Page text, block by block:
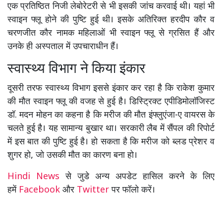
एक प्रतिष्ठित निजी लेबोरेटरी से भी इसकी जांच करवाई थी। यहां भी
स्वाइन फ्लू होने की पुष्टि हुई थी। इसके अतिरिक्त हरदीप कौर व
चरणजीत कौर नामक महिलाओं भी स्वाइन फ्लू से ग्रसित हैं और
उनके ही अस्पताल में उपचाराधीन हैं।
स्वास्थ्य विभाग ने किया इंकार
दूसरी तरफ स्वास्थ्य विभाग इससे इंकार कर रहा है कि राकेश कुमार
की मौत स्वाइन फ्लू की वजह से हुई है। डिस्ट्रिक्ट एपीडिमोलॉजिस्ट
डॉ. मदन मोहन का कहना है कि मरीज की मौत इंफ्लुएंजा-ए वायरस के
चलते हुई है। यह सामान्य बुखार था। सरकारी लैब में सैंपल की रिपोर्ट
में इस बात की पुष्टि हुई है। हो सकता है कि मरीज को ब्लड प्रेशर व
शुगर हो, जो उसकी मौत का कारण बना हो।
Hindi Newsसे जुडे अन्य अपडेट हासिल करने के लिए
हमें Facebook और Twitterपर फॉलो करें।